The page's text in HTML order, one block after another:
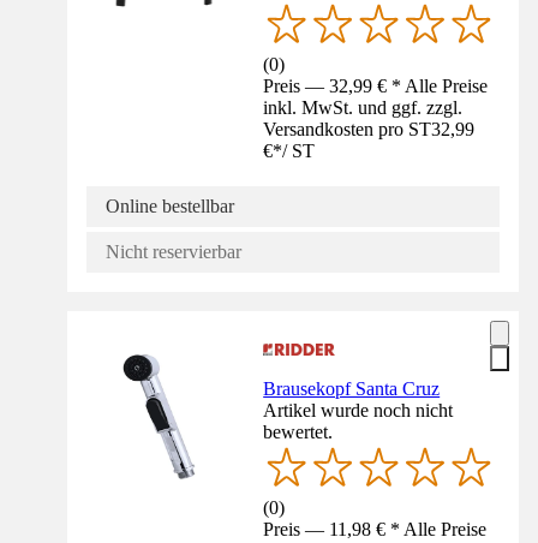
(0)
Preis — 32,99 € * Alle Preise
inkl. MwSt. und ggf. zzgl.
Versandkosten pro ST32,99
€*/ ST
Online bestellbar
Nicht reservierbar
Brausekopf Santa Cruz
Artikel wurde noch nicht
bewertet.
(0)
Preis — 11,98 € * Alle Preise